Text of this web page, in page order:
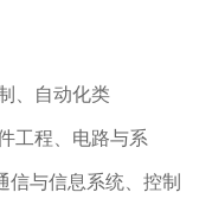
、自动化类
工程、电路与系
信与信息系统、控制